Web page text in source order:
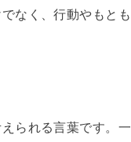
なく、行動やもとも
られる言葉です。一